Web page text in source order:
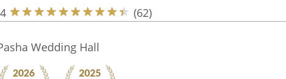
(62)
Wedding Hall